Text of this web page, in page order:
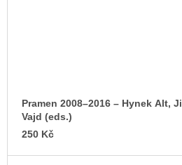
Pramen 2008–2016 – Hynek Alt, Jiří Ptáček, Aleksandra
Vajd (eds.)
250 Kč